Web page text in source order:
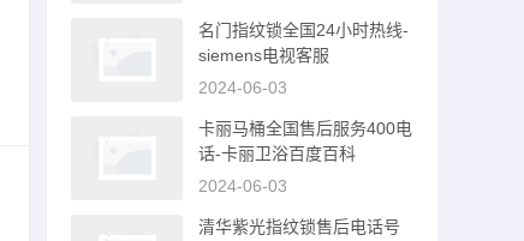
名门指纹锁全国24小时热线-
siemens电视客服
2024-06-03
卡丽马桶全国售后服务400电
话-卡丽卫浴百度百科
2024-06-03
清华紫光指纹锁售后电话号